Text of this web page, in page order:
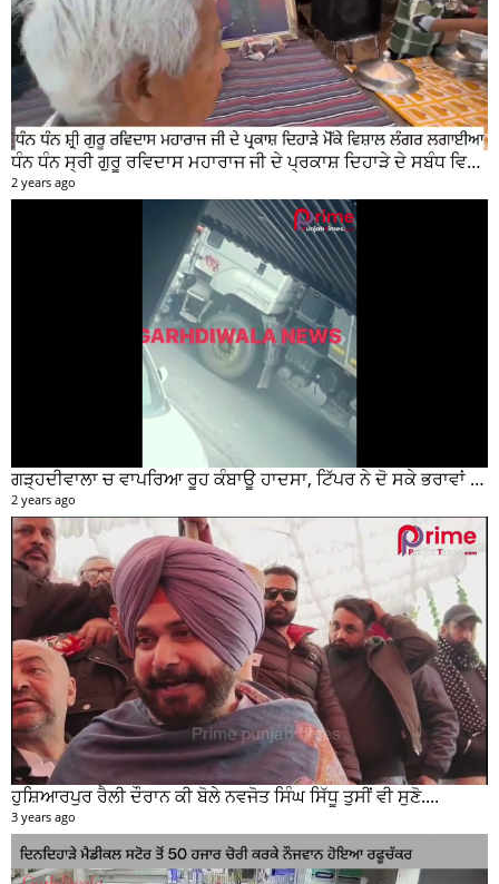
ਧੰਨ ਧੰਨ ਸ੍ਰੀ ਗੁਰੂ ਰਵਿਦਾਸ ਮਹਾਰਾਜ ਜੀ ਦੇ ਪ੍ਰਕਾਸ਼ ਦਿਹਾੜੇ ਦੇ ਸਬੰਧ ਵਿਚ ਮੇਨ ਰੋੜ ਵਿਖੇ ਲਾਗਾਇਆ ਵਿਸ਼ਾਲ ਲੰਗਰ
2 years ago
ਗੜ੍ਹਦੀਵਾਲਾ ਚ ਵਾਪਰਿਆ ਰੂਹ ਕੰਬਾਊ ਹਾਦਸਾ, ਟਿੱਪਰ ਨੇ ਦੋ ਸਕੇ ਭਰਾਵਾਂ ਨੂੰ ਕੁਚਲਿਆ, ਸੀਸੀਟੀਵੀ ਫੁਟੇਜ ਵੀ ਆਈ ਸਾਹਮਣੇ
2 years ago
ਹੁਸ਼ਿਆਰਪੁਰ ਰੈਲੀ ਦੌਰਾਨ ਕੀ ਬੋਲੇ ਨਵਜੋਤ ਸਿੰਘ ਸਿੱਧੂ ਤੁਸੀਂ ਵੀ ਸੁਣੋ....
3 years ago